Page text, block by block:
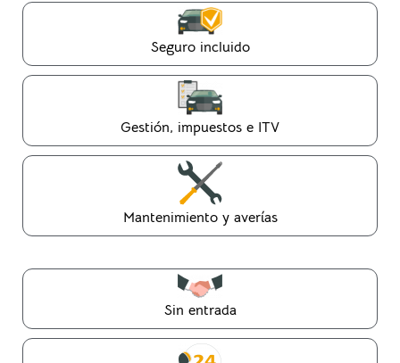
Seguro incluido
Gestión, impuestos e ITV
Mantenimiento y averías
Sin entrada